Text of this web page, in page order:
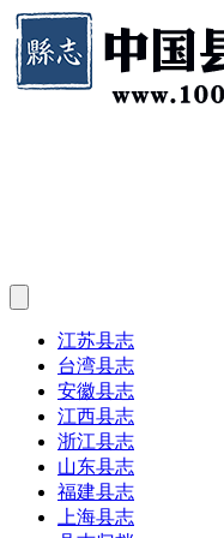
江苏县志
台湾县志
安徽县志
江西县志
浙江县志
山东县志
福建县志
上海县志